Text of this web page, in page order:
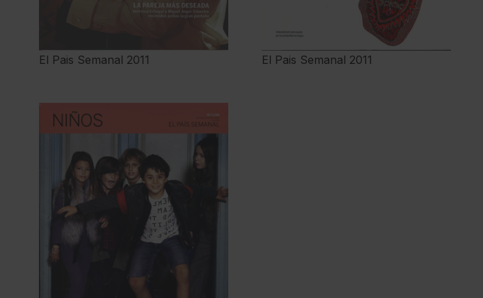
El Pais Semanal 2011 El Pais Semanal 2011